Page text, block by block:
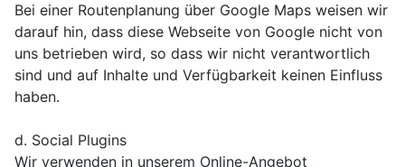
Bei einer Routenplanung über Google Maps weisen wir
darauf hin, dass diese Webseite von Google nicht von
uns betrieben wird, so dass wir nicht verantwortlich
sind und auf Inhalte und Verfügbarkeit keinen Einfluss
haben.
d. Social Plugins
Wir verwenden in unserem Online-Angebot